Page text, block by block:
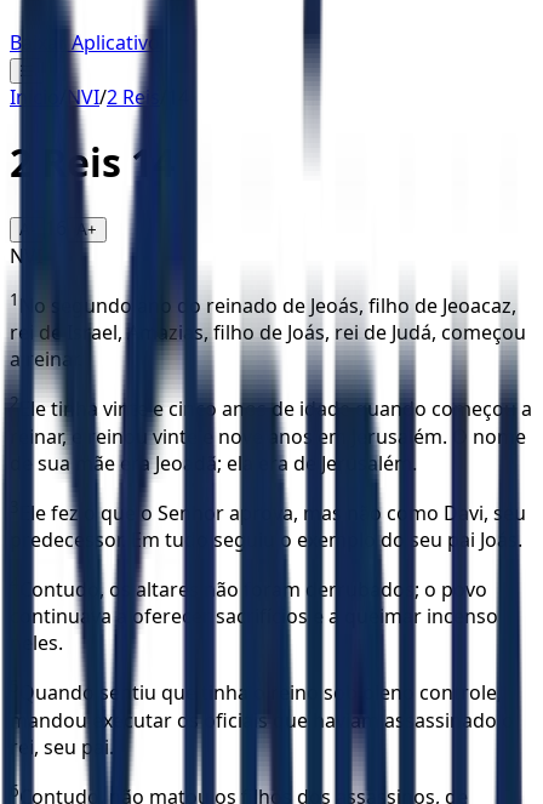
Baixar Aplicativo
☰
Início NVI/2 Reis
2 Reis 14
A- A+
NVI
1
No segundo ano do reinado de Jeoás, filho de Jeoacaz,
rei de Israel, Amazias, filho de Joás, rei de Judá, começou
a reinar.
2 Ele tinha vinte e cinco anos de idade quando começou a
reinar, e reinou vinte e nove anos em Jerusalém. O nome
de sua mãe era Jeoadã; ela era de Jerusalém.
Ele fez o que o Senhor aprova, mas não como Davi, seu
predecessor. Em tudo seguiu o exemplo do seu pai Joás.
Contudo, os altares não foram derrubados; o povo
continuava a oferecer sacrifícios e a queimar incenso
neles.
Quando sentiu que tinha o reino sob pleno controle,
mandou executar os oficiais que haviam assassinado o
rei, seu pai.
6Contudo, não matou os filhos dos assassinos, de